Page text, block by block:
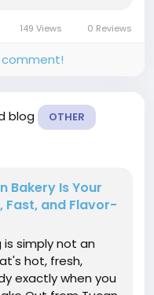
149 Views 0 Reviews
comment!
blog OTHER
Bakery Is Your
Fast, and Flavor-
is simply not an
hot, fresh,
exactly when you